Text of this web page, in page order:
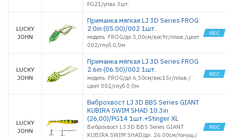
PG21/упак 3шт.
LUCKY
JOHN
Приманка мягкая LJ 3D Series FROG
2.0in (05.00)/002 1шт.
модель FROG/дл.5,00см/вес9г/плав./цвет
002/глуб.0,0м
LUCKY
JOHN
Приманка мягкая LJ 3D Series FROG
2.6in (06.50)/002 1шт.
модель FROG/дл.6,50см/вес15г/плав./
цвет 002/глуб.0,0м
LUCKY
JOHN
Виброхвост LJ 3D BBS Series GIANT
KUBIRA SWIM SHAD 10.3in
(26,00)/PG14 1шт.+Stinger XL
Виброхвост LJ 3D BBS Series GIANT
KUBIRA SWIM SHAD/дл. 26.00см/тонущ./